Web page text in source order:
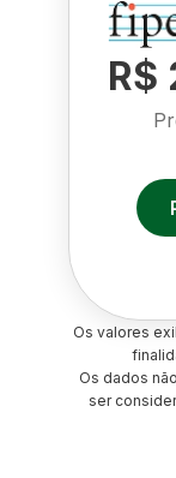
R$
Os valores
Os dados
ser